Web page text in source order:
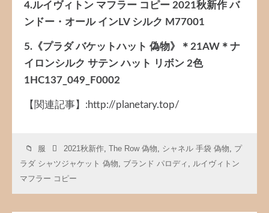
4.ルイヴィトン マフラー コピー 2021秋新作 バ
ンドー・オール インLV シルク M77001
​5.《プラダ バケットハット 偽物》＊21AW＊ナ
イロンシルク サテン ハット リボン 2色
1HC137_049_F0002
【関連記事】:http://planetary.top/
服 2021秋新作, The Row 偽物, シャネル 手袋 偽物, プ
ラダ シャツジャケット 偽物, ブランド パロディ , ルイヴィトン
マフラー コピー